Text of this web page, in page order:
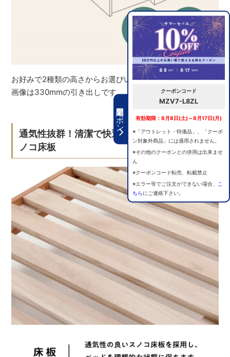
期間限定クーポン
クーポンコード
MZV7-L8ZL
有効期限：8月8日(土)～8月17日(月)
※「アウトレット・特価品」、「クーポ
ン対象外商品」には適用されません。
※その他のクーポンとの併用は出来ませ
ん
※クーポンコード転売、転載禁止
※エラー等でご注文ができない場合、
こ
ちらにご連絡下さい。
お好みで2種類の高さからお選びいただけます。※イメージ
画像は330mmの引き出しです。
通気性抜群！清潔で快適な睡眠環境を保つス
ノコ床板